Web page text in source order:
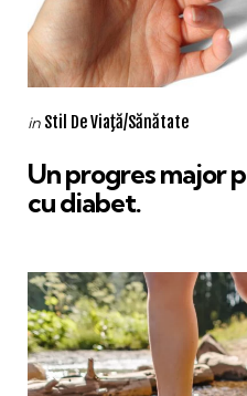
Categories
Posted
in Stil De Viaţă/Sănătate
Un progres major
cu diabet.